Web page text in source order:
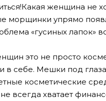
женщина не
морщинки упрямо
«гусиных лапок»
это не просто
в себе. Мешки под
косметические
всегда хватает